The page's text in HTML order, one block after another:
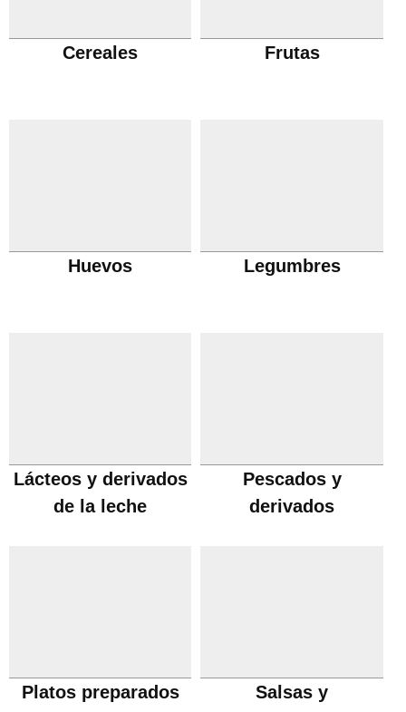
Cereales Frutas
Huevos Legumbres
Lácteos y derivados
de la leche
Pescados y
derivados
Platos preparados
Salsas y